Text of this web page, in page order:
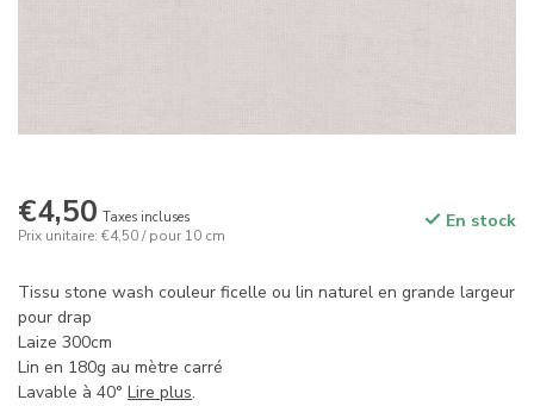
€4,50 Taxes incluses
Prix unitaire: €4,50 / pour 10 cm
En stock
Tissu stone wash couleur ficelle ou lin naturel en grande largeur
pour drap
Laize 300cm
Lin en 180g au mètre carré
Lavable à 40° Lire plus.